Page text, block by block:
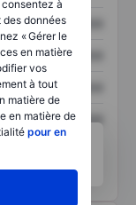
consentez à
données
« Gérer le
en matière
vos
à tout
matière de
en matière de
pour en
XXXXXXX
XXXXXXX
XXXXXXX
XXXXXXX
outils